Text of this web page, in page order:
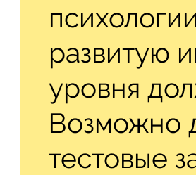
развитую
уровня
Возможно
тестовые